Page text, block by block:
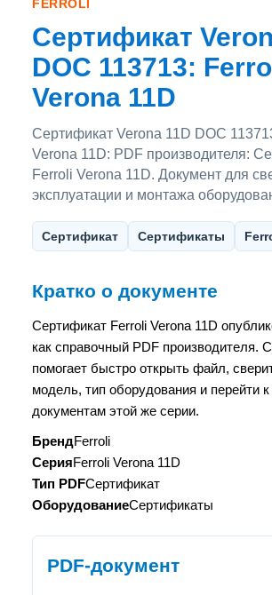
FERROLI
Сертификат
DOC 113713:
Verona 11D
Сертификат Verona 11D DOC
Verona 11D: PDF производителя:
Ferroli Verona 11D. Документ для
эксплуатации и монтажа
Сертификат Сертификаты
Кратко о документе
Сертификат Ferroli Verona 11D
как справочный PDF производителя.
помогает быстро открыть файл,
модель, тип оборудования и перейти
документам этой же серии.
БрендFerroli
СерияFerroli Verona 11D
Тип PDFСертификат
ОборудованиеСертификаты
PDF-документ